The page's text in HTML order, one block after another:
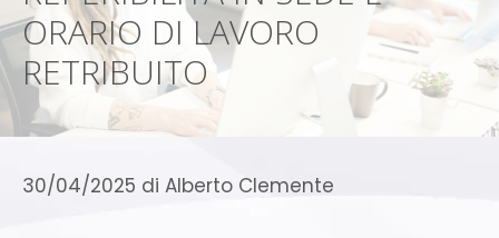
ORARIO DI LAVORO
RETRIBUITO
30/04/2025 di Alberto Clemente